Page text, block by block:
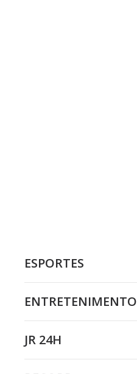
ESPORTES
ENTRETENIMENTO
JR 24H